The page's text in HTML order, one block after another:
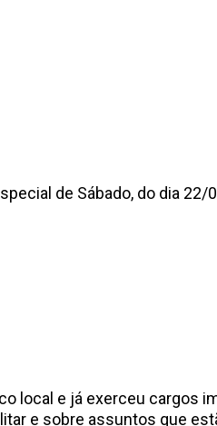
de Sábado, do dia 22/
local e já exerceu cargos
e sobre assuntos que